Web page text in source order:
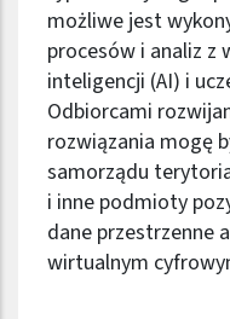
możliwe jest
procesów i analiz z
inteligencji (AI) i
Odbiorcami
rozwiązania mogę
samorządu
i inne podmioty
dane przestrzenne
wirtualnym